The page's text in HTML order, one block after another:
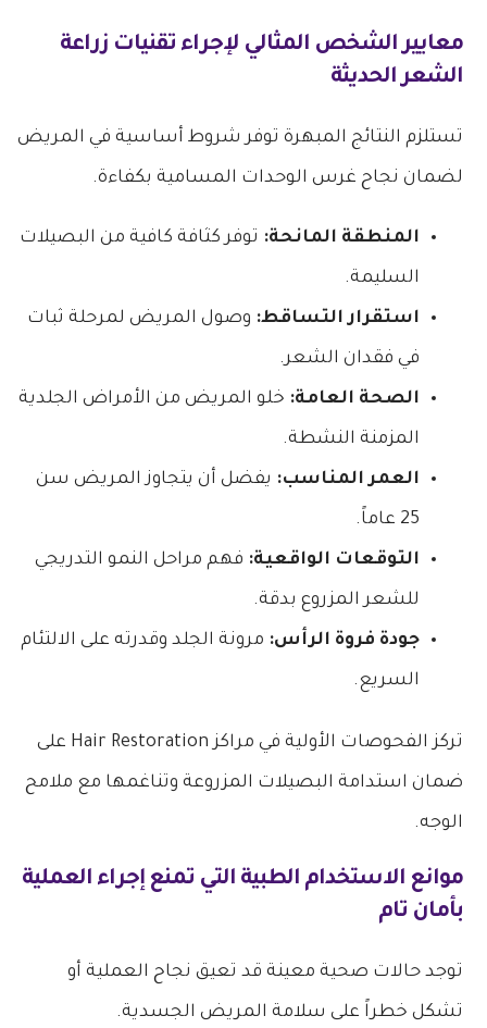
معايير الشخص المثالي لإجراء تقنيات زراعة
الشعرالحديثة
تستلزم النتائج المبهرة توفر شروط أساسية في المريض
لضمان نجاح غرس الوحدات المسامية بكفاءة.
المنطقة المانحة: توفر كثافة كافية من البصيلات
السليمة.
استقرار التساقط: وصول المريض لمرحلة ثبات
في فقدان الشعر.
الصحة العامة: خلو المريض من الأمراض الجلدية
المزمنة النشطة.
العمر المناسب: يفضل أن يتجاوز المريض سن
25 عاماً.
التوقعات الواقعية: فهم مراحل النمو التدريجي
للشعر المزروع بدقة.
جودة فروة الرأس: مرونة الجلد وقدرته على الالتئام
السريع.
تركز الفحوصات الأولية في مراكز Hair Restoration على
ضمان استدامة البصيلات المزروعة وتناغمها مع ملامح
الوجه.
موانع الاستخدام الطبية التي تمنع إجراء العملية
بأمان تام
توجد حالات صحية معينة قد تعيق نجاح العملية أو
تشكل خطراً على سلامة المريض الجسدية.